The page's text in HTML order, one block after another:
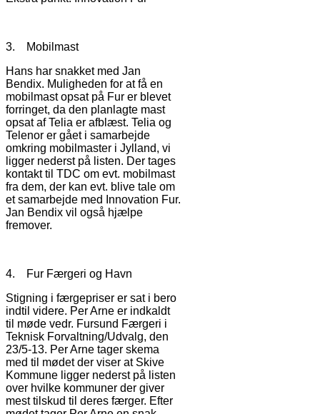
3. Mobilmast
Hans har snakket med Jan
Bendix. Muligheden for at få en
mobilmast opsat på Fur er blevet
forringet, da den planlagte mast
opsat af Telia er afblæst. Telia og
Telenor er gået i samarbejde
omkring mobilmaster i Jylland, vi
ligger nederst på listen. Der tages
kontakt til TDC om evt. mobilmast
fra dem, der kan evt. blive tale om
et samarbejde med Innovation Fur.
Jan Bendix vil også hjælpe
fremover.
4. Fur Færgeri og Havn
Stigning i færgepriser er sat i bero
indtil videre. Per Arne er indkaldt
til møde vedr. Fursund Færgeri i
Teknisk Forvaltning/Udvalg, den
23/5-13. Per Arne tager skema
med til mødet der viser at Skive
Kommune ligger nederst på listen
over hvilke kommuner der giver
mest tilskud til deres færger. Efter